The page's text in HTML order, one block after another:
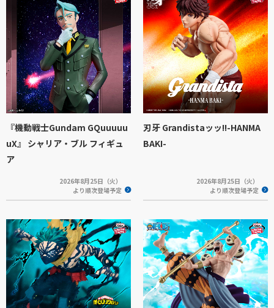
『機動戦士Gundam GQuuuuu
uX』 シャリア・ブル フィギュ
ア
2026年8月25日（火）
より順次登場予定
刃牙 Grandistaッッ!!-HANMA
BAKI-
2026年8月25日（火）
より順次登場予定